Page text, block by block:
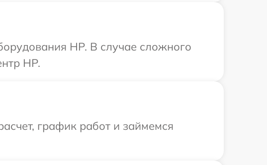
HP. В случае сложного
HP.
график работ и займемся